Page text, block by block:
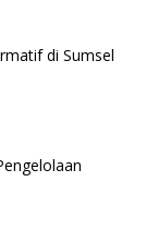
di Sumsel